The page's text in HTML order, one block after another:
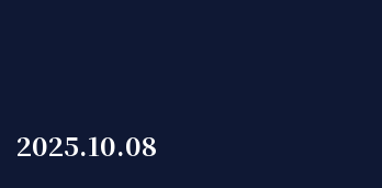
2025.10.08